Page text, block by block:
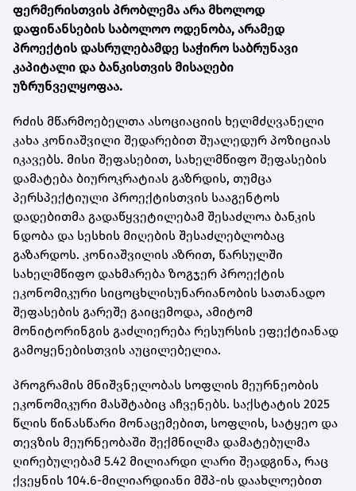
ფერმერისთვის პრობლემა არა მხოლოდ
დაფინანსების საბოლოო ოდენობა, არამედ
პროექტის დასრულებამდე საჭირო საბრუნავი
კაპიტალი და ბანკისთვის მისაღები
უზრუნველყოფაა.
რძის მწარმოებელთა ასოციაციის ხელმძღვანელი
კახა კონიაშვილი შედარებით შუალედურ პოზიციას
იკავებს. მისი შეფასებით, სახელმწიფო შეფასების
დამატება ბიუროკრატიას გაზრდის, თუმცა
პერსპექტიული პროექტისთვის სააგენტოს
დადებითმა გადაწყვეტილებამ შესაძლოა ბანკის
ნდობა და სესხის მიღების შესაძლებლობაც
გაზარდოს. კონიაშვილის აზრით, წარსულში
სახელმწიფო დახმარება ზოგჯერ პროექტის
ეკონომიკური სიცოცხლისუნარიანობის სათანადო
შეფასების გარეშე გაიცემოდა, ამიტომ
მონიტორინგის გაძლიერება რესურსის ეფექტიანად
გამოყენებისთვის აუცილებელია.
პროგრამის მნიშვნელობას სოფლის მეურნეობის
ეკონომიკური მასშტაბიც აჩვენებს. საქსტატის 2025
წლის წინასწარი მონაცემებით, სოფლის, სატყეო და
თევზის მეურნეობაში შექმნილმა დამატებულმა
ღირებულებამ 5.42 მილიარდი ლარი შეადგინა, რაც
ქვეყნის 104.6-მილიარდიანი მშპ-ის დაახლოებით